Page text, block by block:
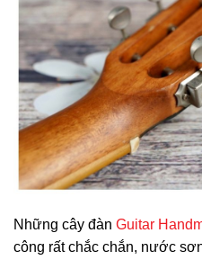
Những cây đàn Guitar
công rất chắc chắn, nước